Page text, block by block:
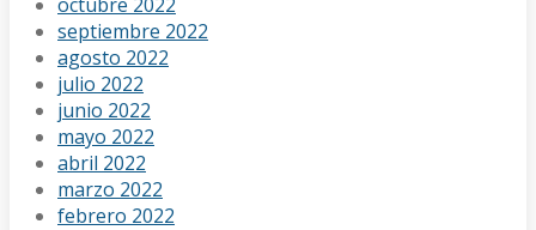
septiembre 2022
agosto 2022
julio 2022
junio 2022
mayo 2022
abril 2022
marzo 2022
febrero 2022